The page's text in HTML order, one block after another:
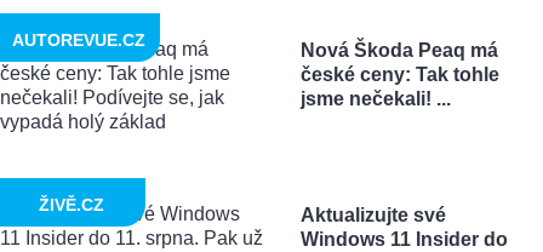
Nová Škoda Peaq má
české ceny: Tak tohle
jsme nečekali! ...
AUTOREVUE.CZ
Aktualizujte své
Windows 11 Insider do
ŽIVĚ.CZ